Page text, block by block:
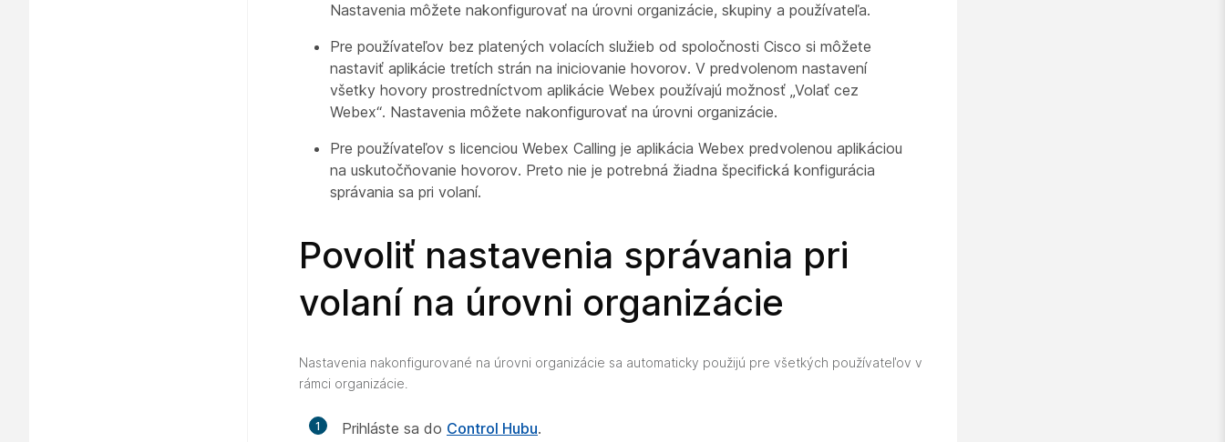
Nastavenia môžete nakonfigurovať na úrovni organizácie, skupiny a používateľa.
Pre používateľov bez platených volacích služieb od spoločnosti Cisco si môžete
nastaviť aplikácie tretích strán na iniciovanie hovorov. V predvolenom nastavení
všetky hovory prostredníctvom aplikácie Webex používajú možnosť „Volať cez
Webex“. Nastavenia môžete nakonfigurovať na úrovni organizácie.
Pre používateľov s licenciou Webex Calling je aplikácia Webex predvolenou aplikáciou
na uskutočňovanie hovorov. Preto nie je potrebná žiadna špecifická konfigurácia
správania sa pri volaní.
Povoliť nastavenia správania pri
volaní na úrovni organizácie
Nastavenia nakonfigurované na úrovni organizácie sa automaticky použijú pre všetkých používateľov v
rámci organizácie.
1 Prihláste sa do Control Hubu.